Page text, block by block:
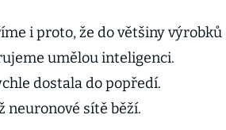
i proto, že do většiny výrobků
umělou inteligenci.
dostala do popředí.
neuronové sítě běží.